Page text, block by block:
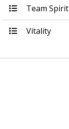
Team Spirit
Vitality